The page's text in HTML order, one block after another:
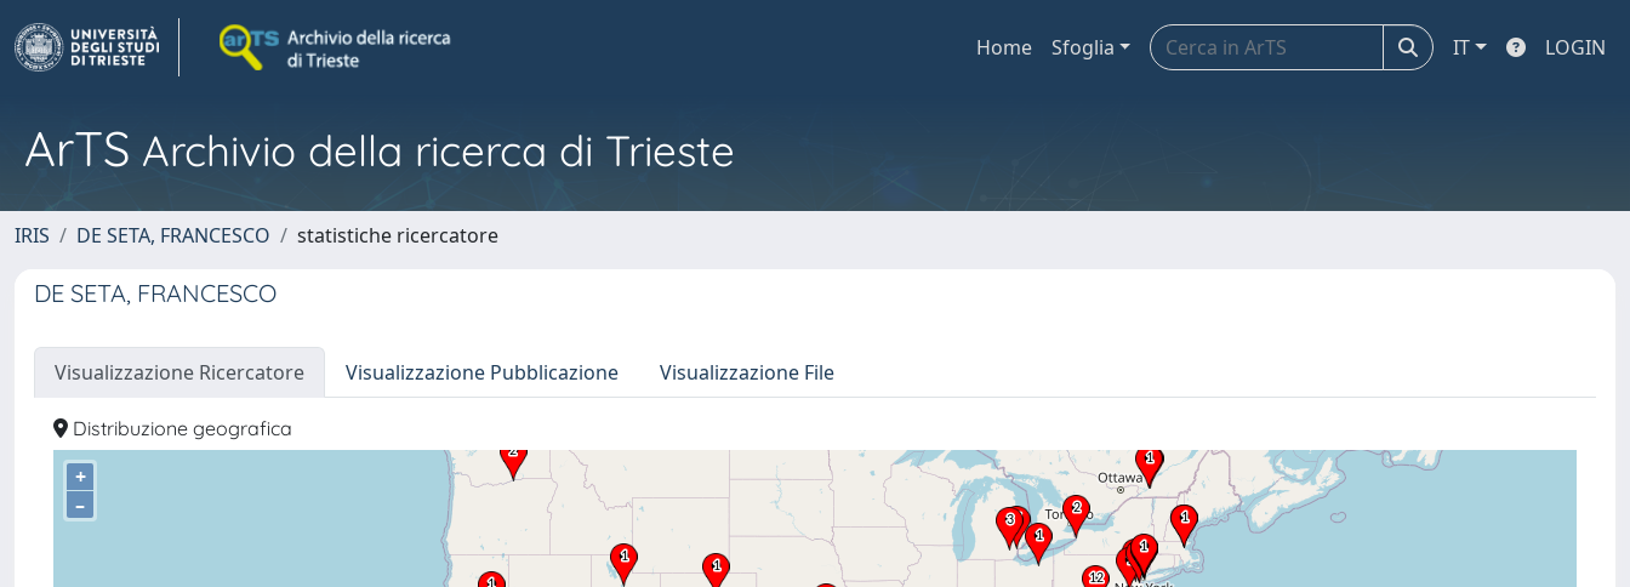
Home Sfoglia IT LOGIN
ArTS Archivio della ricerca di Trieste
IRIS DE SETA, FRANCESCO statistiche ricercatore
DE SETA, FRANCESCO
Visualizzazione Ricercatore Visualizzazione Pubblicazione Visualizzazione File
Distribuzione geografica
+
–